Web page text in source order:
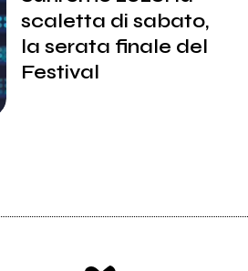
scaletta di sabato,
la serata finale del
Festival